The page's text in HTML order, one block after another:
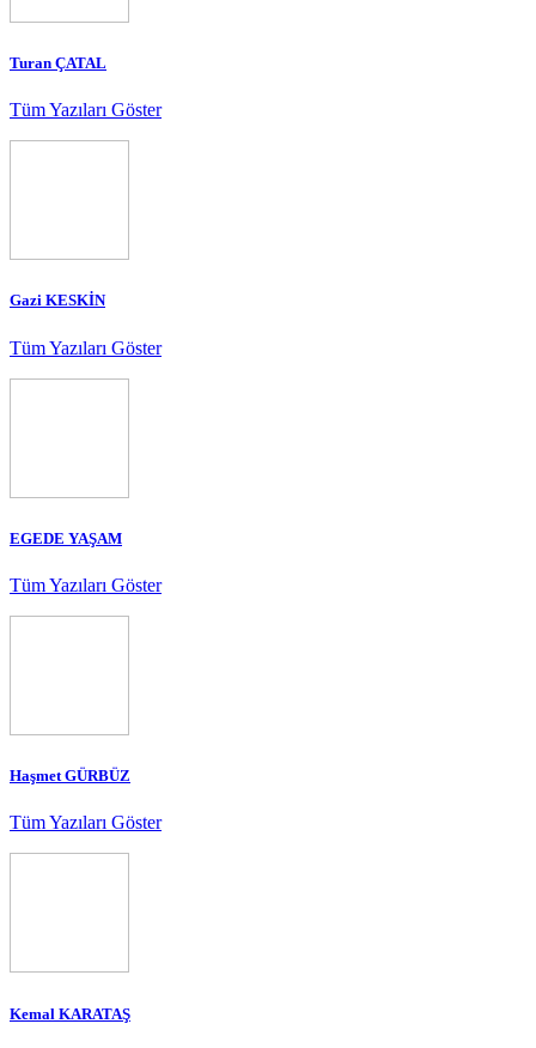
Turan ÇATAL
Tüm Yazıları Göster
Gazi KESKİN
Tüm Yazıları Göster
EGEDE YAŞAM
Tüm Yazıları Göster
Haşmet GÜRBÜZ
Tüm Yazıları Göster
Kemal KARATAŞ